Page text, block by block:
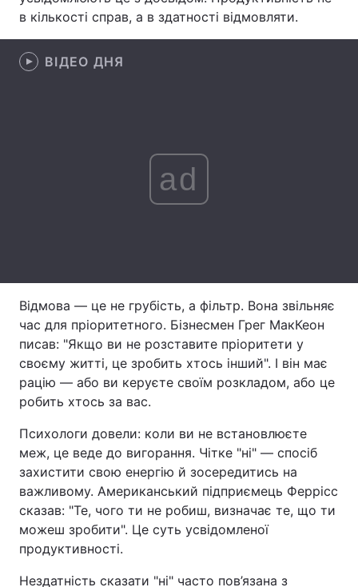
Здоров'я Туризм
Цікавинки Погода
Статті
Думки
Послуги
Тема оформлення
в кількості справ, а в здатності відмовляти.
ВІДЕО ДНЯ
ad
Відмова — це не грубість, а фільтр. Вона звільняє
час для пріоритетного. Бізнесмен Грег МакКеон
писав: "Якщо ви не розставите пріоритети у
своєму житті, це зробить хтось інший". І він має
рацію — або ви керуєте своїм розкладом, або це
робить хтось за вас.
Психологи довели: коли ви не встановлюєте
меж, це веде до вигорання. Чітке "ні" — спосіб
захистити свою енергію й зосередитись на
важливому. Американський підприємець Феррісс
сказав: "Те, чого ти не робиш, визначає те, що ти
можеш зробити". Це суть усвідомленої
продуктивності.
Нездатність сказати "ні" часто пов’язана з